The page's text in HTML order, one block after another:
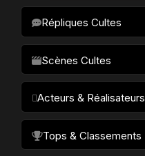
Science-fiction
Drame / Thriller
Comédie/humour
Horreur
Fantastique
Animation
Répliques Cultes
Scènes Cultes
Acteurs & Réalisateurs
Acteurs
Tops & Classements